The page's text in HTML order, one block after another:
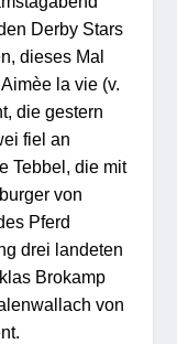
Derby Stars
dieses Mal
la vie (v.
die gestern
fiel an
Tebbel, die mit
von
Pferd
drei landeten
Brokamp
von